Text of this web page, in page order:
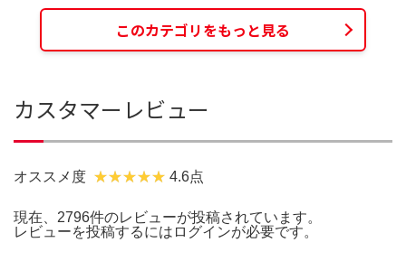
このカテゴリをもっと見る
カスタマーレビュー
オススメ度 4.6点
現在、2796件のレビューが投稿されています。
レビューを投稿するには ログインが必要です。